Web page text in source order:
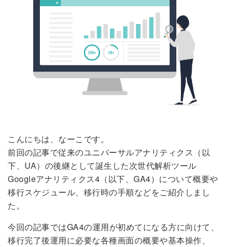
こんにちは、なーこです。
前回の記事で従来のユニバーサルアナリティクス（以
下、UA）の後継として誕生した次世代解析ツール
Googleアナリティクス4（以下、GA4）について概要や
移行スケジュール、移行時の手順などをご紹介しまし
た。
今回の記事ではGA4の運用が初めてになる方に向けて、
移行完了後運用に必要な各種画面の概要や基本操作、